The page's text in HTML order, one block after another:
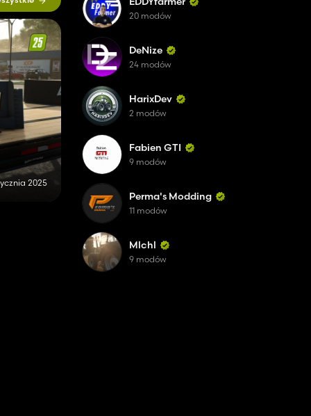
2025
20 modów
DeNize
24 modów
HarixDev
2 modów
Fabien GTI
9 modów
Perma's Modding
11 modów
Mlchl
9 modów